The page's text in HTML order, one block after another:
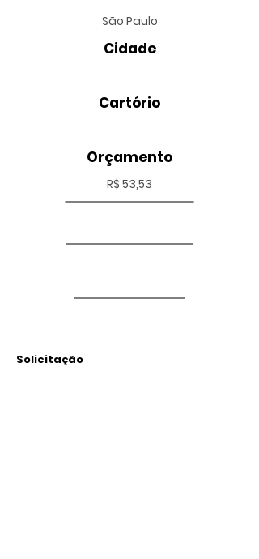
São Paulo
Cidade
Cartório
Orçamento
R$ 53,53
Solicitação